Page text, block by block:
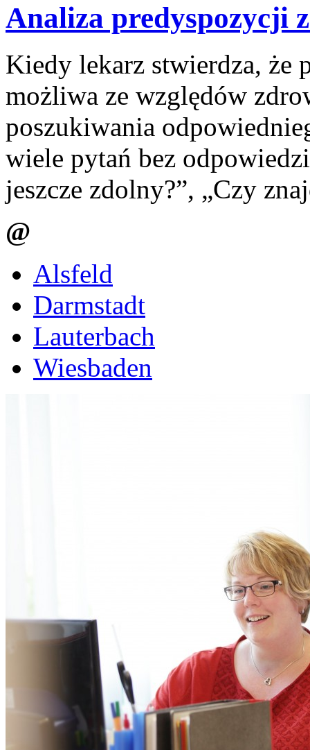
Analiza predyspozycji
Kiedy lekarz stwierdza, że
możliwa ze względów
poszukiwania
wiele pytań bez
jeszcze zdolny?”, „Czy
@
Alsfeld
Darmstadt
Lauterbach
Wiesbaden